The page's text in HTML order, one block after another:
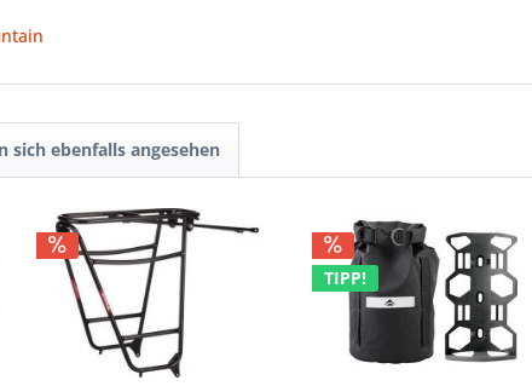
sich ebenfalls angesehen
TIPP!